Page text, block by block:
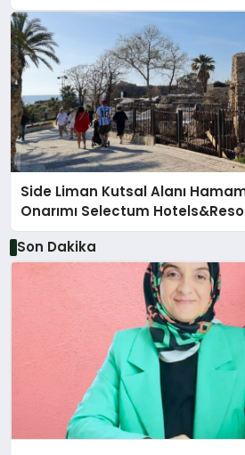
Side Liman Kutsal Alanı Hamam
Onarımı Selectum
Katkılarıyla Tamamlandı
Son Dakika